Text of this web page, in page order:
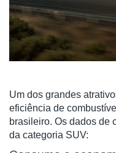
Um dos grandes
eficiência de
brasileiro. Os dados de
da categoria SUV: